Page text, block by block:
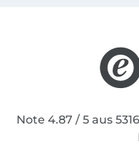
Note 4.87 / 5 aus